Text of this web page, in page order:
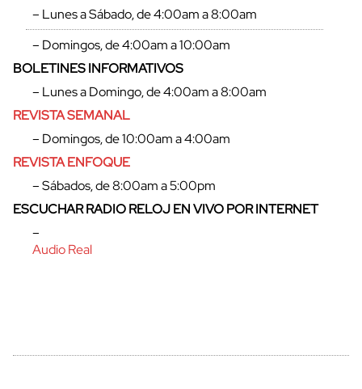
– Lunes a Sábado, de 4:00am a 8:00am
– Domingos, de 4:00am a 10:00am
BOLETINES INFORMATIVOS
– Lunes a Domingo, de 4:00am a 8:00am
REVISTA SEMANAL
– Domingos, de 10:00am a 4:00am
REVISTA ENFOQUE
– Sábados, de 8:00am a 5:00pm
ESCUCHAR RADIO RELOJ EN VIVO POR INTERNET
–
Audio Real